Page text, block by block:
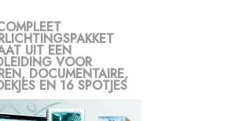
UIT EEN
VOOR
DOCUMENTAIRE,
EN 16 SPOTJES